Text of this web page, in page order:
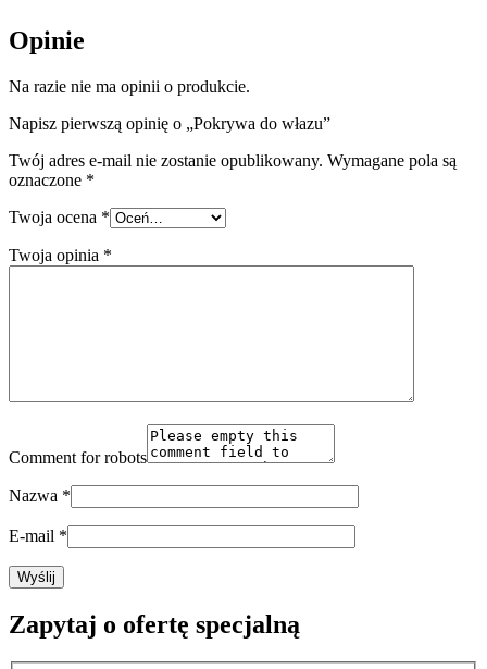
Opinie
Na razie nie ma opinii o produkcie.
Napisz pierwszą opinię o „Pokrywa do włazu”
Twój adres e-mail nie zostanie opublikowany. Wymagane pola są
oznaczone *
Twoja ocena *
Twoja opinia *
Comment for robots
Nazwa *
E-mail *
Zapytaj o ofertę specjalną